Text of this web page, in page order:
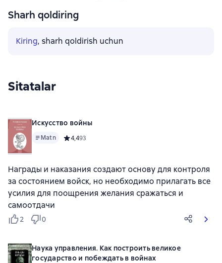
Sharh qoldiring
Kiring, sharh qoldirish uchun
Sitatalar
Искусство войны
Matn Средний рейтинг 4,4 на основе 93 оценок
4,493
Награды и наказания создают основу для контроля
за состоянием войск, но необходимо прилагать все
усилия для поощрения желания сражаться и
самоотдачи
2 0
Наука управления. Как построить великое
государство и побеждать в войнах